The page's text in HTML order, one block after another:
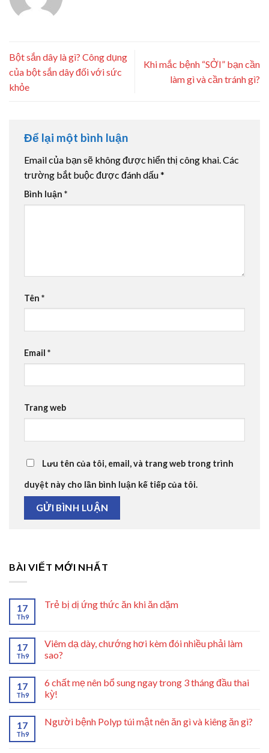
Bột sắn dây là gì? Công dụng
của bột sắn dây đối với sức
khỏe
Khi mắc bệnh “SỞI” bạn cần
làm gì và cần tránh gì?
Để lại một bình luận
Email của bạn sẽ không được hiển thị công khai.Các
trường bắt buộc được đánh dấu*
Bình luận *
Tên *
Email *
Trang web
Lưu tên của tôi, email, và trang web trong trình
duyệt này cho lần bình luận kế tiếp của tôi.
BÀI VIẾT MỚI NHẤT
17
Th9
Trẻ bị dị ứng thức ăn khi ăn dặm
17
Th9
Viêm dạ dày, chướng hơi kèm đói nhiều phải làm
sao?
17
Th9
6 chất mẹ nên bổ sung ngay trong 3 tháng đầu thai
kỳ!
17
Th9
Người bệnh Polyp túi mật nên ăn gì và kiêng ăn gì?